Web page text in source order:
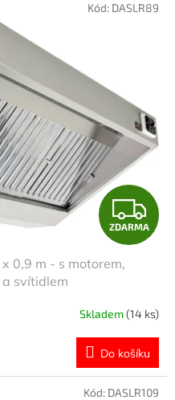
Z
D
R
M
A
ZDARMA
0,9 m - s motorem,
svítidlem
Skladem(14 ks)
Do košíku
Kód: DASLR89
Kód: DASLR109